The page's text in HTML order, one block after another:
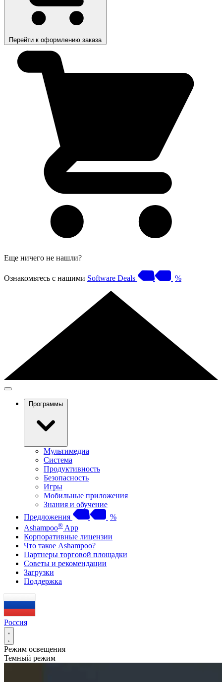
Перейти к оформлению заказа
Еще ничего не нашли?
Ознакомьтесь с нашими Software Deals %
Программы
Мультимедиа
Система
Продуктивность
Безопасность
Игры
Мобильные приложения
Знания и обучение
Предложения
%
Ashampoo® App
Корпоративные лицензии
Что такое Ashampoo?
Партнеры торговой площадки
Советы и рекомендации
Загрузки
Поддержка
Россия
Режим освещения
Темный режим